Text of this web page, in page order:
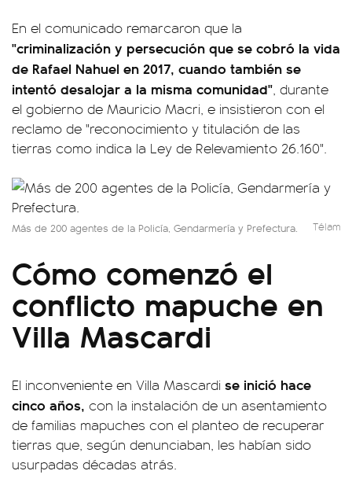
En el comunicado remarcaron que la
"criminalización y persecución que se cobró la vida
de Rafael Nahuel en 2017, cuando también se
intentó desalojar a la misma comunidad", durante
el gobierno de Mauricio Macri, e insistieron con el
reclamo de "reconocimiento y titulación de las
tierras como indica la Ley de Relevamiento 26.160".
Más de 200 agentes de la Policía, Gendarmería y Prefectura. Télam
Cómo comenzó el
conflicto mapuche en
Villa Mascardi
El inconveniente en Villa Mascardi se inició hace
cinco años, con la instalación de un asentamiento
de familias mapuches con el planteo de recuperar
tierras que, según denunciaban, les habían sido
usurpadas décadas atrás.